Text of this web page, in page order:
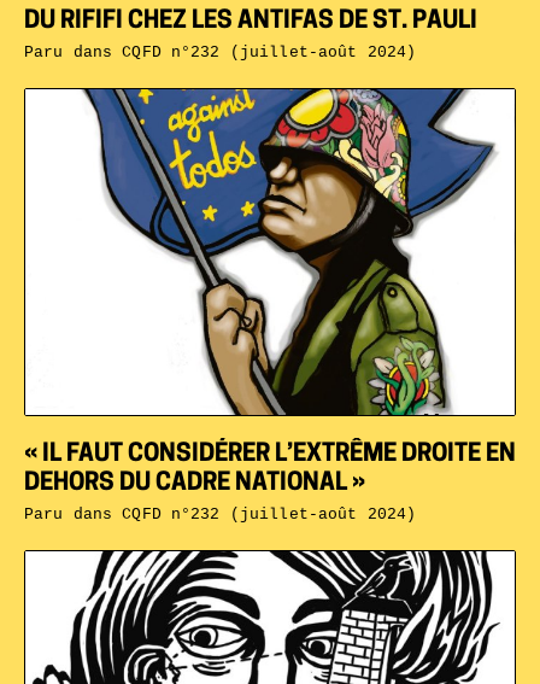
« IL FAUT CONSIDÉRER L’EXTRÊME DROITE EN
DEHORS DU CADRE NATIONAL »
Paru dansCQFD n°232 (juillet-août 2024)
DU RIFIFI CHEZ LES ANTIFAS DE ST. PAULI
Paru dansCQFD n°232 (juillet-août 2024)